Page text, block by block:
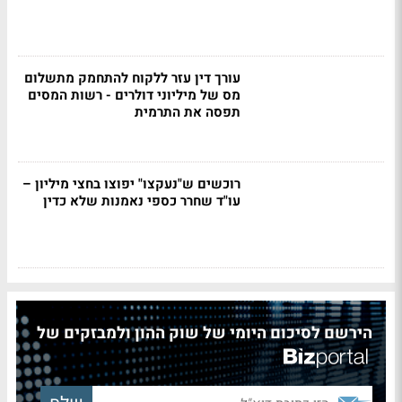
עורך דין עזר ללקוח להתחמק מתשלום
מס של מיליוני דולרים - רשות המסים
תפסה את התרמית
רוכשים ש"נעקצו" יפוצו בחצי מיליון –
עו"ד שחרר כספי נאמנות שלא כדין
הירשם לסיכום היומי של שוק ההון ולמבזקים של